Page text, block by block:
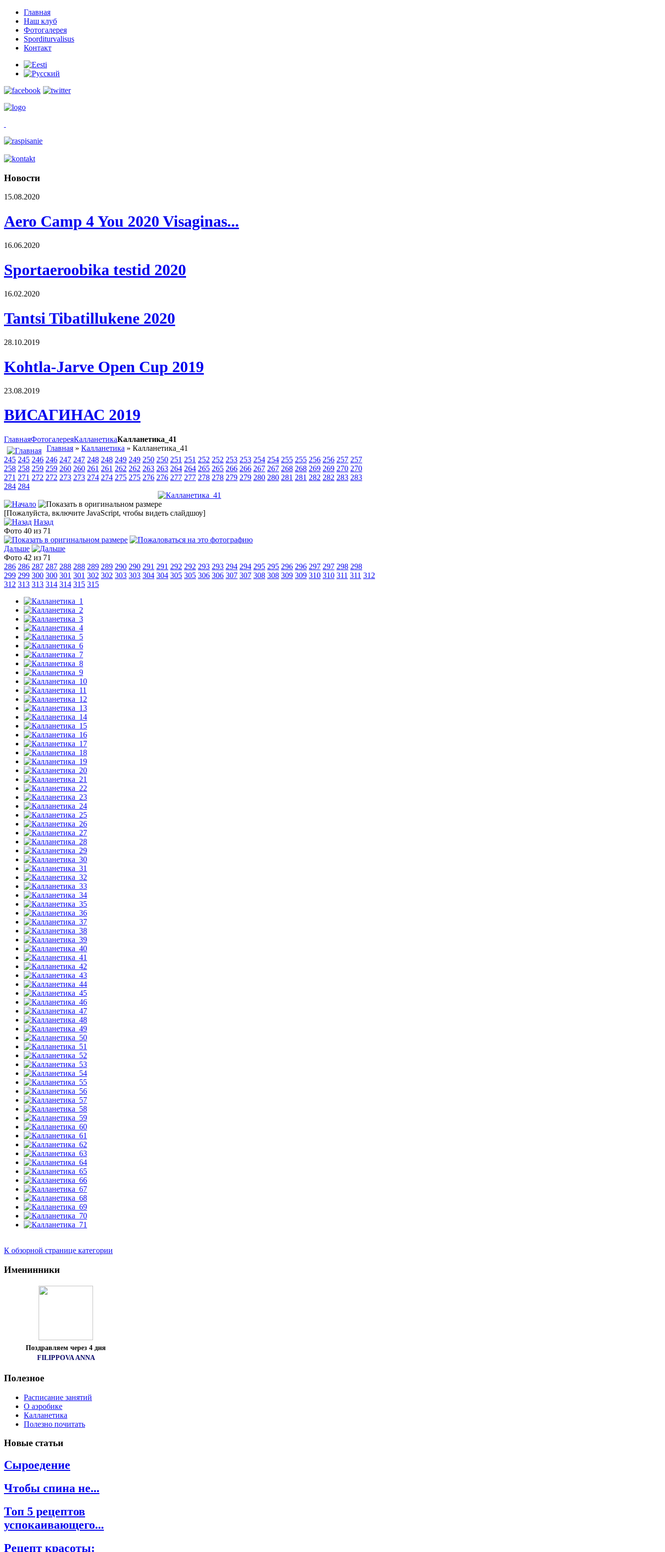
Главная
Наш клуб
Фотогалерея
Sporditurvalisus
Контакт
Новости
15.08.2020
Aero Camp 4 You 2020 Visaginas...
16.06.2020
Sportaeroobika testid 2020
16.02.2020
Tantsi Tibatillukene 2020
28.10.2019
Kohtla-Jarve Open Cup 2019
23.08.2019
ВИСАГИНАС 2019
ГлавнаяФотогалереяКалланетикаКалланетика_41
Главная » Калланетика » Калланетика_41
245 245 246 246 247 247 248 248 249 249 250 250 251 251 252 252 253 253 254 254 255 255 256 256 257 257
258 258 259 259 260 260 261 261 262 262 263 263 264 264 265 265 266 266 267 267 268 268 269 269 270 270
271 271 272 272 273 273 274 274 275 275 276 276 277 277 278 278 279 279 280 280 281 281 282 282 283 283
284 284
[Пожалуйста, включите JavaScript, чтобы видеть слайдшоу]
Назад
Фото 40 из 71
Дальше
Фото 42 из 71
286 286 287 287 288 288 289 289 290 290 291 291 292 292 293 293 294 294 295 295 296 296 297 297 298 298
299 299 300 300 301 301 302 302 303 303 304 304 305 305 306 306 307 307 308 308 309 309 310 310 311 311 312
312 313 313 314 314 315 315
К обзорной странице категории
Именинники
Поздравляем через 4 дня
FILIPPOVA ANNA
Полезное
Расписание занятий
О аэробике
Калланетика
Полезно почитать
Новые статьи
Сыроедение
Чтобы спина не...
Топ 5 рецептов
успокаивающего...
Рецепт красоты: